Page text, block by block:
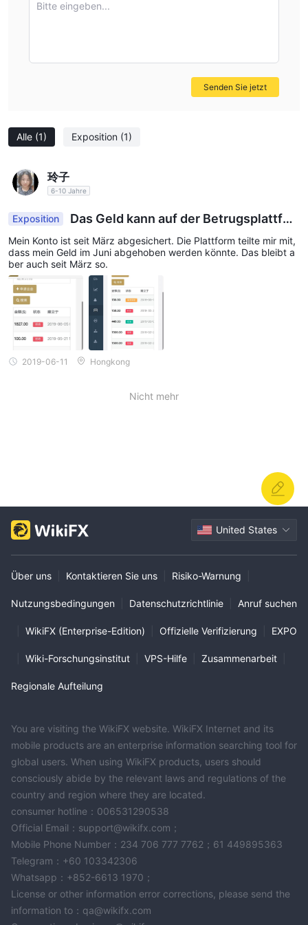
bewerten, bevor sie auf unregulierten Plattformen handeln. Bitte
Derzeit gibt es insgesamt nur einen Bericht über oxxo Exposure.
Sie können besuchen:
https://www.wikifx.com/en/comments/detail/
Fazit
Da die offizielle Website von oxxo nicht geöffnet werden kann,
Sicherheitsdienste erhalten. Darüber hinaus deuten der
unregulierte Status und der nicht registrierte Domainname
darauf hin, dass die Handelsrisiken des Brokers hoch sind.
Trader können über WikiFX mehr über andere Broker erfahren.
Informationen verbessern die Transaktionssicherheit.
Alle (1) Exposition (1)
玲子
6-10 Jahre
Exposition
Das Geld kann auf der Betrugsplattfor
m nicht abgehoben werden
Mein Konto ist seit März abgesichert. Die Plattform teilte mir mit,
dass mein Geld im Juni abgehoben werden könnte. Das bleibt a
ber auch seit März so.
2019-06-11 Hongkong
Nicht mehr
Bitte eingeben...
Senden Sie jetzt
United States
Über uns Kontaktieren Sie uns Risiko-Warnung
Nutzungsbedingungen Datenschutzrichtlinie Anruf suchen
WikiFX (Enterprise-Edition) Offizielle Verifizierung EXPO
Wiki-Forschungsinstitut VPS-Hilfe Zusammenarbeit
Regionale Aufteilung
You are visiting the WikiFX website. WikiFX Internet and its
mobile products are an enterprise information searching tool for
global users. When using WikiFX products, users should
consciously abide by the relevant laws and regulations of the
country and region where they are located.
consumer hotline：006531290538
Official Email：support@wikifx.com；
Mobile Phone Number：234 706 777 7762；61 449895363
Telegram：+60 103342306
Whatsapp：+852-6613 1970；
License or other information error corrections, please send the
information to：qa@wikifx.com